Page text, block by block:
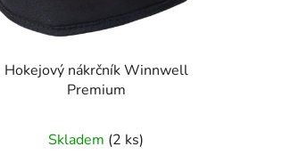
d
u
k
t
Hokejový nákrčník Winnwell
Premium
Skladem (2 ks)